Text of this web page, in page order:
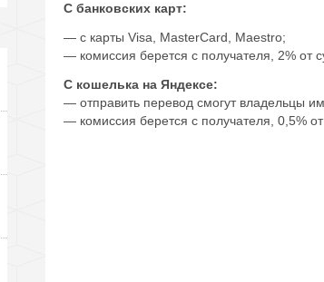
С банковских карт:
— с карты Visa, MasterCard, Maestro;
— комиссия берется с получателя, 2% от
С кошелька на Яндексе:
— отправить перевод смогут владельцы
— комиссия берется с получателя, 0,5%